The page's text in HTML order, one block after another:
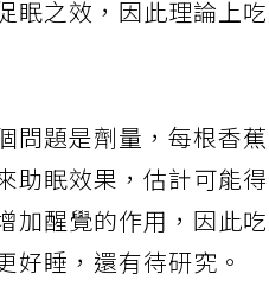
眠之效，因此理論上
問題是劑量，每根香
助眠效果，估計可能
加醒覺的作用，因此
好睡，還有待研究。